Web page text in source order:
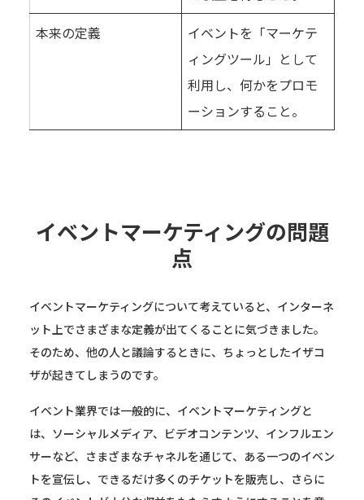
本来の定義
イベントを「マーケテ
ィングツール」として
利用し、何かをプロモ
ーションすること。
イベントマーケティングの問題
点
イベントマーケティングについて考えていると、インターネ
ット上でさまざまな定義が出てくることに気づきました。
そのため、他の人と議論するときに、ちょっとしたイザコ
ザが起きてしまうのです。
イベント業界では一般的に、イベントマーケティングと
は、ソーシャルメディア、ビデオコンテンツ、インフルエン
サーなど、さまざまなチャネルを通じて、ある一つのイベン
トを宣伝し、できるだけ多くのチケットを販売し、さらに